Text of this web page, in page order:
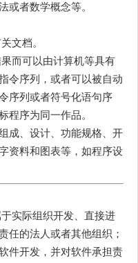
法或者数学概念等。
关文档。
而可以由计算机等具有
令序列，或者可以被自动
序列或者符号化语句序
标程序为同一作品。
成、设计、功能规格、开
资料和图表等，如程序设
实际组织开发、直接进
任的法人或者其他组织；
件开发，并对软件承担责